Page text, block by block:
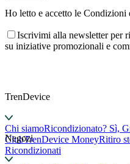
Ho letto e accetto le Condizioni
Iscrivimi alla newsletter per
su iniziative promozionali e
TrenDevice
Chi siamoRicondizionato? Sì,
ClubTrenDevice MoneyRitiro
Ricondizionati
Negozi